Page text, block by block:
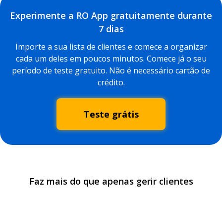
Experimente a RO App gratuitamente durante
7 dias
Importe a sua lista de clientes e comece a organizar
cada um deles em poucos minutos. Comece já o seu
período de teste gratuito. Não é necessário cartão de
crédito.
Teste grátis
Faz mais do que apenas gerir clientes